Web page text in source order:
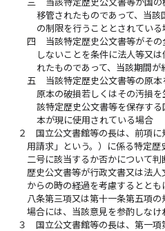
移管されたものであって、当
の制限を行うこととされている
四
当該特定歴史公文書等がそ
しないことを条件に法人等又
れたものであって、当該期間が
五
当該特定歴史公文書等の原
原本の破損若しくはその汚損
該特定歴史公文書等を保存す
本が現に使用されている場合
２
国立公文書館等の長は、前項
用請求」という。）に係る特定
二号に該当するか否かについて
歴史公文書等が行政文書又は法
からの時の経過を考慮するとと
八条第三項又は第十一条第五項
場合には、当該意見を参酌しなけ
３
国立公文書館等の長は、第一